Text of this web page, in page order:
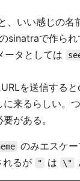
、いい感じの名
sinatraで作られ
ータとしては
を送信する
来るらしい。
がある。
のみエスケー
れるが " は \"